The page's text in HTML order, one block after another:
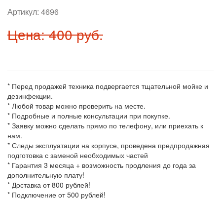
Артикул: 4696
Цена: 400 руб.
* Перед продажей техника подвергается тщательной мойке и
дезинфекции.
* Любой товар можно проверить на месте.
* Подробные и полные консультации при покупке.
* Заявку можно сделать прямо по телефону, или приехать к
нам.
* Следы эксплуатации на корпусе, проведена предпродажная
подготовка с заменой необходимых частей
* Гарантия 3 месяца + возможность продления до года за
дополнительную плату!
* Доставка от 800 рублей!
* Подключение от 500 рублей!